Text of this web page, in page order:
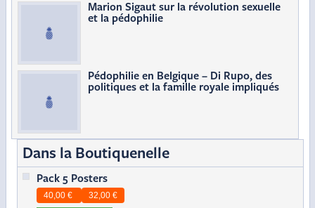
Marion Sigaut sur la révolution sexuelle
et la pédophilie
Pédophilie en Belgique – Di Rupo, des
politiques et la famille royale impliqués
Dans la Boutiquenelle
Pack 5 Posters
40,00 € 32,00 €